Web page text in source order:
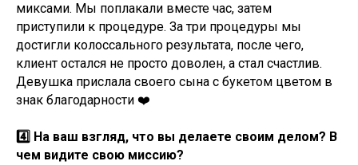
миксами. Мы поплакали вместе час, затем
приступили к процедуре. За три процедуры мы
достигли колоссального результата, после чего,
клиент остался не просто доволен, а стал счастлив.
Девушка прислала своего сына с букетом цветом в
знак благодарности ❤️
4️⃣ На ваш взгляд, что вы делаете своим делом? В
чем видите свою миссию?